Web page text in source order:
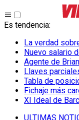
Es tendencia:
La verdad
Nuevo salario
Agente de
Llaves
Tabla de
Fichaje más
XI Ideal de
ULTIMAS